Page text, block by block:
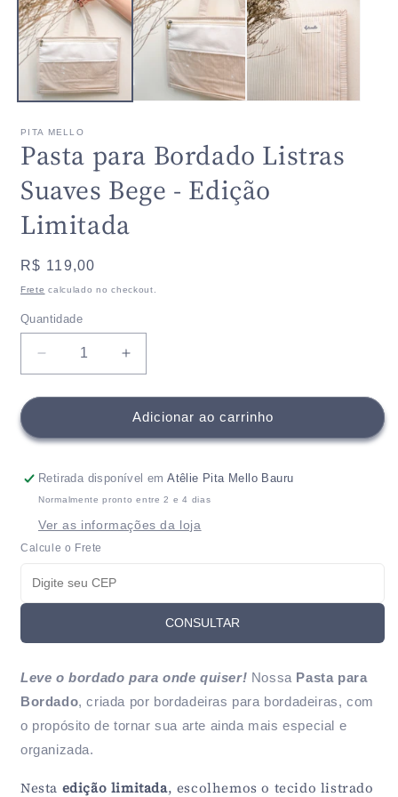
na
janela
modal
PITA MELLO
Pasta para Bordado Listras
Suaves Bege - Edição
Limitada
Preço
normal
R$ 119,00
Frete calculado no checkout.
Quantidade
Quantidade
Diminuir
a
quantidade
Pasta
Bordado
Bege
-
Limitada
Aumentar
a
quantidade
de
Pasta
Bordado
Bege
Adicionar ao carrinho
Retirada disponível emAtêlie Pita Mello Bauru
Normalmente pronto entre 2 e 4 dias
Ver as informações da loja
Calcule o Frete
CONSULTAR
Leve o bordado para onde quiser! Nossa Pasta para
Bordado, criada por bordadeiras para bordadeiras, com
o propósito de tornar sua arte ainda mais especial e
organizada.
Nesta edição limitada, escolhemos o tecido listrado